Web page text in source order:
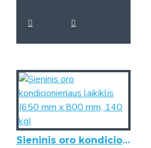
Sieninis oro kondicionieriaus laikiklis (650 mm x 800 mm, 140 kg)